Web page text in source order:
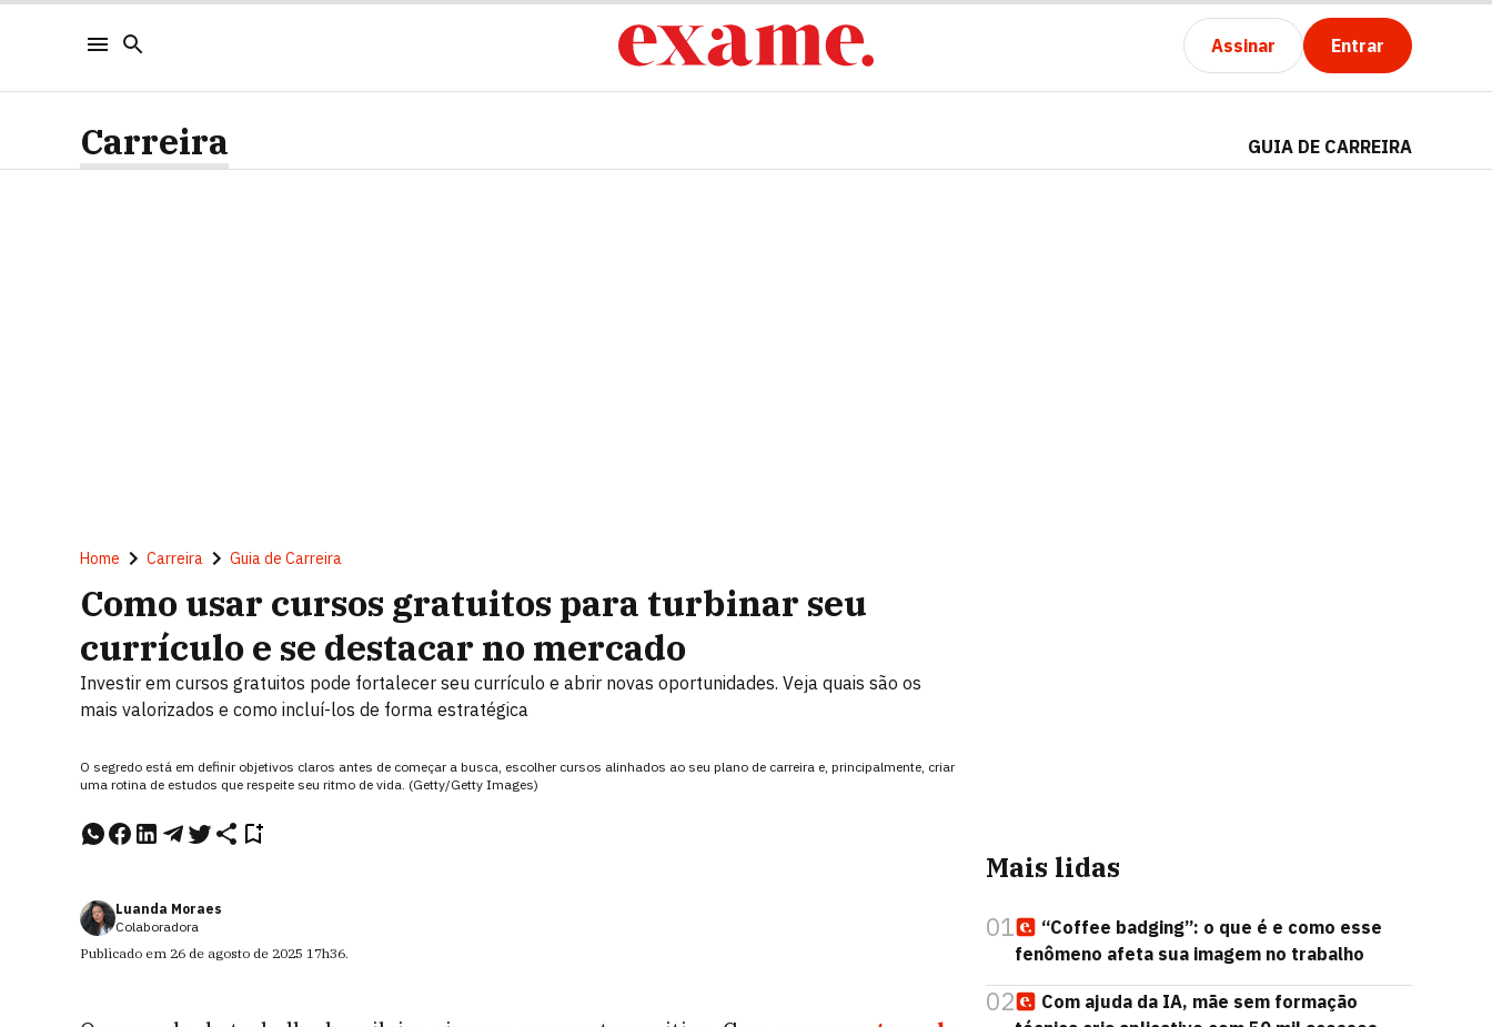
Assinar Entrar
Carreira GUIA DE CARREIRA
Home Carreira Guia de Carreira
Como usar cursos gratuitos para turbinar seu
currículo e se destacar no mercado
Investir em cursos gratuitos pode fortalecer seu currículo e abrir novas oportunidades. Veja quais são os
mais valorizados e como incluí-los de forma estratégica
O segredo está em definir objetivos claros antes de começar a busca, escolher cursos alinhados ao seu plano de carreira e, principalmente, criar
uma rotina de estudos que respeite seu ritmo de vida. (Getty/Getty Images)
Luanda Moraes
Colaboradora
Publicado em 26 de agosto de 2025 17h36.
Mais lidas
01
“Coffee badging”: o que é e como esse
fenômeno afeta sua imagem no trabalho
02
Com ajuda da IA, mãe sem formação